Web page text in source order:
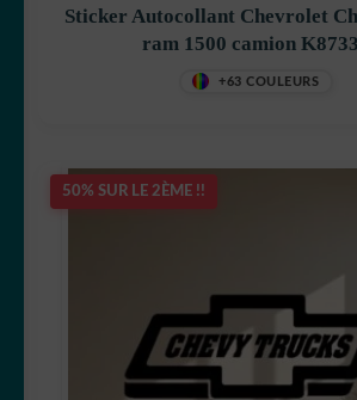
Sticker Autocollant Chevrolet
ram 1500 camion
+63 COULEURS
50% SUR LE 2ÈME !!